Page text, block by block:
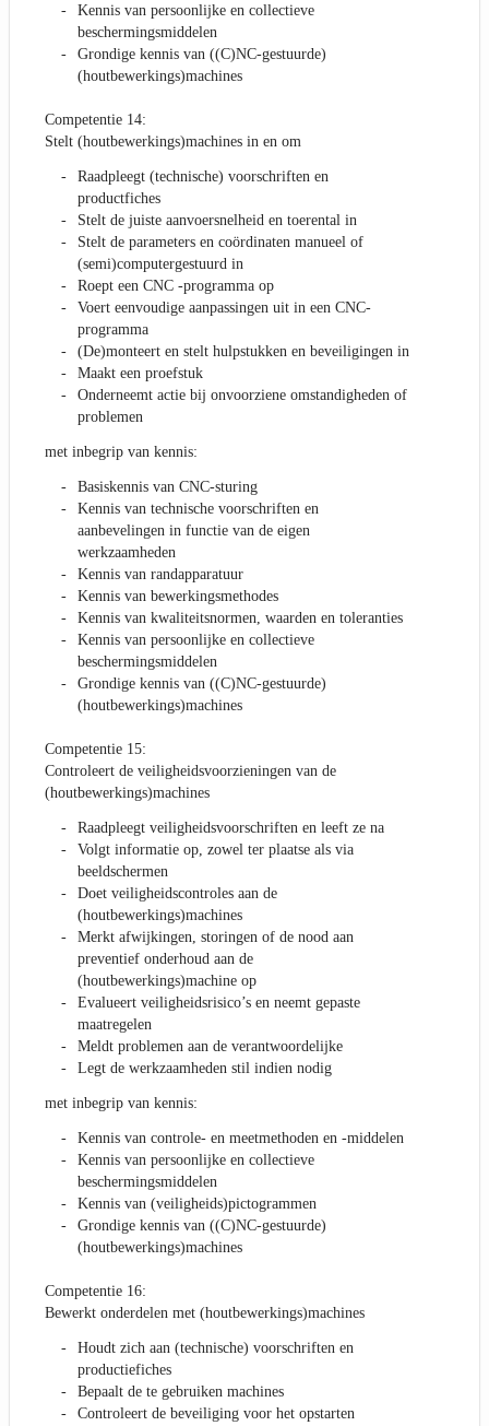
Kennis van persoonlijke en collectieve
beschermingsmiddelen
Grondige kennis van ((C)NC-gestuurde)
(houtbewerkings)machines
Competentie 14:
Stelt (houtbewerkings)machines in en om
Raadpleegt (technische) voorschriften en
productfiches
Stelt de juiste aanvoersnelheid en toerental in
Stelt de parameters en coördinaten manueel of
(semi)computergestuurd in
Roept een CNC -programma op
Voert eenvoudige aanpassingen uit in een CNC-
programma
(De)monteert en stelt hulpstukken en beveiligingen in
Maakt een proefstuk
Onderneemt actie bij onvoorziene omstandigheden of
problemen
met inbegrip van kennis:
Basiskennis van CNC-sturing
Kennis van technische voorschriften en
aanbevelingen in functie van de eigen
werkzaamheden
Kennis van randapparatuur
Kennis van bewerkingsmethodes
Kennis van kwaliteitsnormen, waarden en toleranties
Kennis van persoonlijke en collectieve
beschermingsmiddelen
Grondige kennis van ((C)NC-gestuurde)
(houtbewerkings)machines
Competentie 15:
Controleert de veiligheidsvoorzieningen van de
(houtbewerkings)machines
Raadpleegt veiligheidsvoorschriften en leeft ze na
Volgt informatie op, zowel ter plaatse als via
beeldschermen
Doet veiligheidscontroles aan de
(houtbewerkings)machines
Merkt afwijkingen, storingen of de nood aan
preventief onderhoud aan de
(houtbewerkings)machine op
Evalueert veiligheidsrisico’s en neemt gepaste
maatregelen
Meldt problemen aan de verantwoordelijke
Legt de werkzaamheden stil indien nodig
met inbegrip van kennis:
Kennis van controle- en meetmethoden en -middelen
Kennis van persoonlijke en collectieve
beschermingsmiddelen
Kennis van (veiligheids)pictogrammen
Grondige kennis van ((C)NC-gestuurde)
(houtbewerkings)machines
Competentie 16:
Bewerkt onderdelen met (houtbewerkings)machines
Houdt zich aan (technische) voorschriften en
productiefiches
Bepaalt de te gebruiken machines
Controleert de beveiliging voor het opstarten